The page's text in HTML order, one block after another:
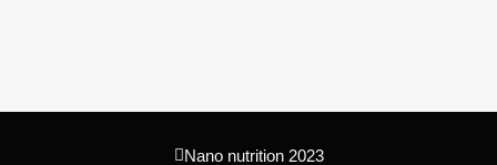
Nano nutrition 2023